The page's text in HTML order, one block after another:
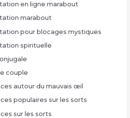
en ligne marabout
marabout
pour blocages mystiques
spirituelle
couple
autour du mauvais œil
populaires sur les sorts
sur les sorts